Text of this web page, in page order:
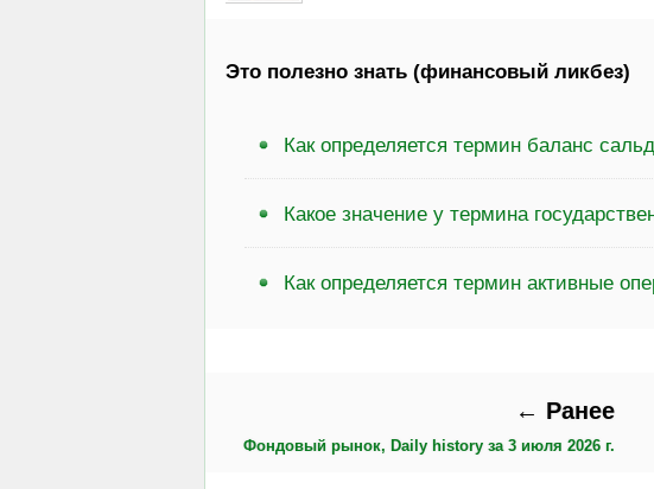
Это полезно знать (финансовый ликбез)
Как определяется термин баланс
Какое значение у термина
Как определяется термин активные
← Ранее
Фондовый рынок, Daily history за 3 июля 2026 г.